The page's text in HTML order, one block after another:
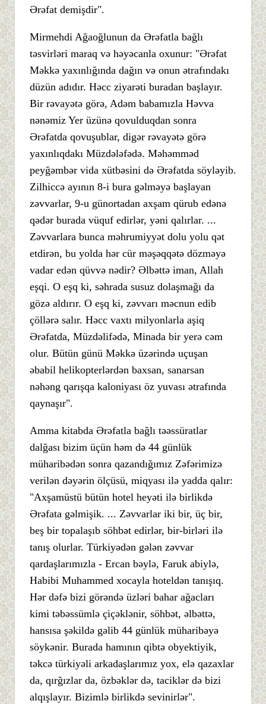
Ərəfat demişdir".
Mirmehdi Ağaoğlunun da Ərəfatla bağlı
təsvirləri maraq və həyəcanla oxunur: "Ərəfat
Məkkə yaxınlığında dağın və onun ətrafındakı
düzün adıdır. Həcc ziyarəti buradan başlayır.
Bir rəvayətə görə, Adəm babamızla Həvva
nənəmiz Yer üzünə qovulduqdan sonra
Ərəfatda qovuşublar, digər rəvayətə görə
yaxınlıqdakı Müzdələfədə. Məhəmməd
peyğəmbər vida xütbəsini də Ərəfatda söyləyib.
Zilhiccə ayının 8-i bura gəlməyə başlayan
zəvvarlar, 9-u günortadan axşam qürub edənə
qədər burada vüquf edirlər, yəni qalırlar. ...
Zəvvarlara bunca məhrumiyyət dolu yolu qət
etdirən, bu yolda hər cür məşəqqətə dözməyə
vadar edən qüvvə nədir? Əlbəttə iman, Allah
eşqi. O eşq ki, səhrada susuz dolaşmağı da
gözə aldırır. O eşq ki, zəvvarı məcnun edib
çöllərə salır. Həcc vaxtı milyonlarla aşiq
Ərəfatda, Müzdəlifədə, Minada bir yerə cəm
olur. Bütün günü Məkkə üzərində uçuşan
əbabil helikopterlərdən baxsan, sanarsan
nəhəng qarışqa kaloniyası öz yuvası ətrafında
qaynaşır".
Amma kitabda Ərəfatla bağlı təəssüratlar
dalğası bizim üçün həm də 44 günlük
müharibədən sonra qazandığımız Zəfərimizə
verilən dəyərin ölçüsü, miqyası ilə yadda qalır:
"Axşamüstü bütün hotel heyəti ilə birlikdə
Ərəfata gəlmişik. ... Zəvvarlar iki bir, üç bir,
beş bir topalaşıb söhbət edirlər, bir-birləri ilə
tanış olurlar. Türkiyədən gələn zəvvar
qardaşlarımızla - Ercan bəylə, Faruk abiylə,
Habibi Muhammed xocayla hoteldən tanışıq.
Hər dəfə bizi görəndə üzləri bahar ağacları
kimi təbəssümlə çiçəklənir, söhbət, əlbəttə,
hansısa şəkildə gəlib 44 günlük müharibəyə
söykənir. Burada hamının qibtə obyektiyik,
təkcə türkiyəli arkadaşlarımız yox, elə qazaxlar
da, qırğızlar da, özbəklər də, taciklər də bizi
alqışlayır. Bizimlə birlikdə sevinirlər".